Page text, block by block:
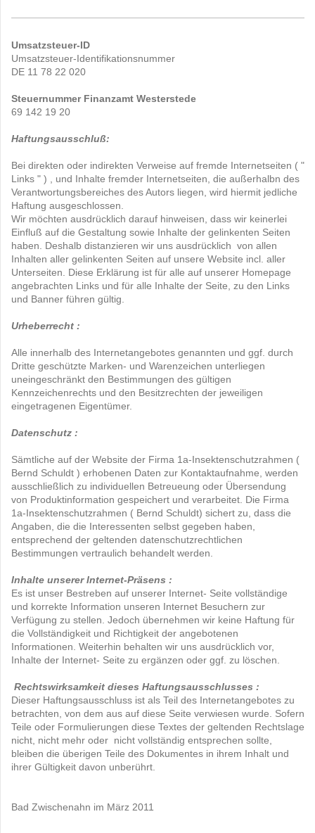
Umsatzsteuer-ID
Umsatzsteuer-Identifikationsnummer
DE 11 78 22 020
Steuernummer Finanzamt Westerstede
69 142 19 20
Haftungsausschluß:
Bei direkten oder indirekten Verweise auf fremde Internetseiten ( "
Links " ) , und Inhalte fremder Internetseiten, die außerhalbn des
Verantwortungsbereiches des Autors liegen, wird hiermit jedliche
Haftung ausgeschlossen.
Wir möchten ausdrücklich darauf hinweisen, dass wir keinerlei
Einfluß auf die Gestaltung sowie Inhalte der gelinkenten Seiten
haben. Deshalb distanzieren wir uns ausdrücklich von allen
Inhalten aller gelinkenten Seiten auf unsere Website incl. aller
Unterseiten. Diese Erklärung ist für alle auf unserer Homepage
angebrachten Links und für alle Inhalte der Seite, zu den Links
und Banner führen gültig.
Urheberrecht :
Alle innerhalb des Internetangebotes genannten und ggf. durch
Dritte geschützte Marken- und Warenzeichen unterliegen
uneingeschränkt den Bestimmungen des gültigen
Kennzeichenrechts und den Besitzrechten der jeweiligen
eingetragenen Eigentümer.
Datenschutz :
Sämtliche auf der Website der Firma 1a-Insektenschutzrahmen (
Bernd Schuldt ) erhobenen Daten zur Kontaktaufnahme, werden
ausschließlich zu individuellen Betreueung oder Übersendung
von Produktinformation gespeichert und verarbeitet. Die Firma
1a-Insektenschutzrahmen ( Bernd Schuldt) sichert zu, dass die
Angaben, die die Interessenten selbst gegeben haben,
entsprechend der geltenden datenschutzrechtlichen
Bestimmungen vertraulich behandelt werden.
Inhalte unserer Internet-Präsens :
Es ist unser Bestreben auf unserer Internet- Seite vollständige
und korrekte Information unseren Internet Besuchern zur
Verfügung zu stellen. Jedoch übernehmen wir keine Haftung für
die Vollständigkeit und Richtigkeit der angebotenen
Informationen. Weiterhin behalten wir uns ausdrücklich vor,
Inhalte der Internet- Seite zu ergänzen oder ggf. zu löschen.
Rechtswirksamkeit dieses Haftungsausschlusses :
Dieser Haftungsausschluss ist als Teil des Internetangebotes zu
betrachten, von dem aus auf diese Seite verwiesen wurde. Sofern
Teile oder Formulierungen diese Textes der geltenden Rechtslage
nicht, nicht mehr oder nicht vollständig entsprechen sollte,
bleiben die überigen Teile des Dokumentes in ihrem Inhalt und
ihrer Gültigkeit davon unberührt.
Bad Zwischenahn im März 2011